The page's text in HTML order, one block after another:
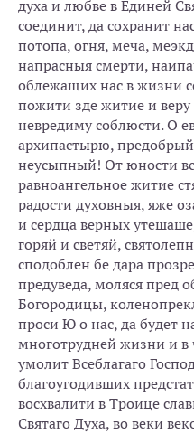
духа и любве в Единей
соединит, да сохранит
потопа, огня, меча,
напрасныя смерти,
облежащих нас в жизни
пожити зде житие и
невредиму соблюсти. О
архипастырю,
неусыпный! От юности
равноангельное житие
радости духовныя, яже
и сердца верных
горяй и светяй,
сподоблен бе дара
предуведа, моляся пред
Богородицы,
проси Ю о нас, да будет
многотрудней жизни и
умолит Всеблагаго
благоугодивших
восхвалити в Троице
Святаго Духа, во веки